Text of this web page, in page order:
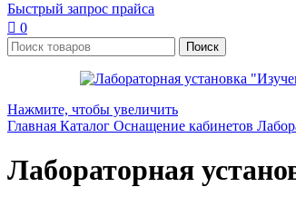
Быстрый запрос прайса
0
Поиск
Нажмите, чтобы увеличить
Главная Каталог Оснащение кабинетов
Лабораторная